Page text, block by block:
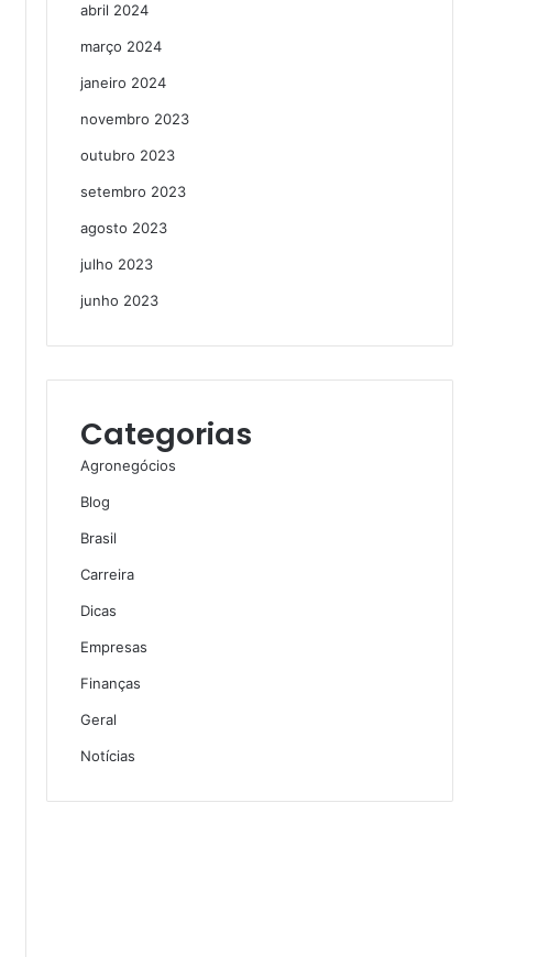
abril 2024
março 2024
janeiro 2024
novembro 2023
outubro 2023
setembro 2023
agosto 2023
julho 2023
junho 2023
Categorias
Agronegócios
Blog
Brasil
Carreira
Dicas
Empresas
Finanças
Geral
Notícias